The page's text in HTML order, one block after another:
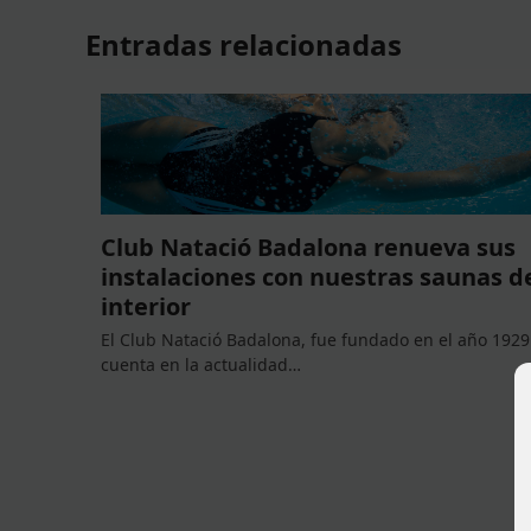
Entradas relacionadas
Club Natació Badalona renueva sus
instalaciones con nuestras saunas
interior
El Club Natació Badalona, fue fundado en el año
cuenta en la actualidad…